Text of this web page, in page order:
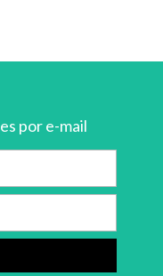
por e-mail